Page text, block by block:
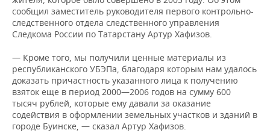
сообщил заместитель руководителя первого контрольно-
следственного отдела следственного управления
Следкома России по Татарстану Артур Хафизов.
— Кроме того, мы получили ценные материалы из
республиканского УБЭПа, благодаря которым нам удалось
доказать причастность указанного лица к получению
взяток еще в период 2000—2006 годов на сумму 600
тысяч рублей, которые ему давали за оказание
содействия в оформлении земельных участков и зданий в
городе Буинске, — сказал Артур Хафизов.